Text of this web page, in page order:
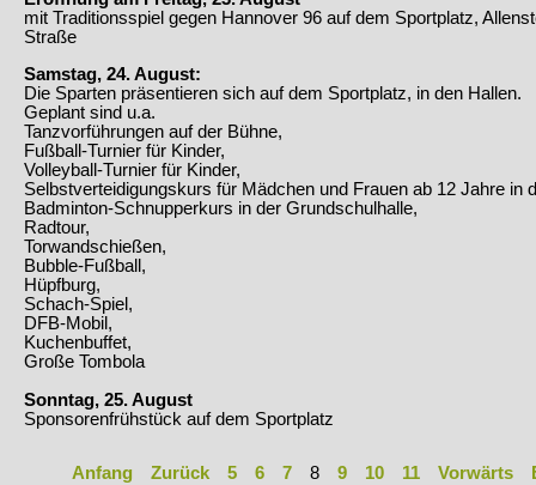
mit Traditionsspiel gegen Hannover 96 auf dem Sportplatz,
Straße
Samstag, 24. August:
Die Sparten präsentieren sich auf dem Sportplatz, in den Hallen.
Geplant sind u.a.
Tanzvorführungen auf der Bühne,
Fußball-Turnier für Kinder,
Volleyball-Turnier für Kinder,
Selbstverteidigungskurs für Mädchen und Frauen ab 12 Jahre in
Badminton-Schnupperkurs in der Grundschulhalle,
Radtour,
Torwandschießen,
Bubble-Fußball,
Hüpfburg,
Schach-Spiel,
DFB-Mobil,
Kuchenbuffet,
Große Tombola
Sonntag, 25. August
Sponsorenfrühstück auf dem Sportplatz
Anfang Zurück 5 6 7 8 9 10 11 Vorwärts